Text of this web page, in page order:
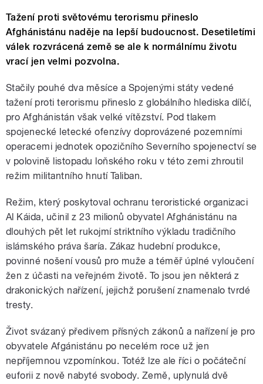
Tažení proti světovému terorismu přineslo
Afghánistánu naděje na lepší budoucnost. Desetiletími
válek rozvrácená země se ale k normálnímu životu
vrací jen velmi pozvolna.
Stačily pouhé dva měsíce a Spojenými státy vedené
tažení proti terorismu přineslo z globálního hlediska dílčí,
pro Afghánistán však velké vítězství. Pod tlakem
spojenecké letecké ofenzívy doprovázené pozemními
operacemi jednotek opozičního Severního spojenectví se
v polovině listopadu loňského roku v této zemi zhroutil
režim militantního hnutí Taliban.
Režim, který poskytoval ochranu teroristické organizaci
Al Káida, učinil z 23 milionů obyvatel Afghánistánu na
dlouhých pět let rukojmí striktního výkladu tradičního
islámského práva šaría. Zákaz hudební produkce,
povinné nošení vousů pro muže a téměř úplné vyloučení
žen z účasti na veřejném životě. To jsou jen některá z
drakonických nařízení, jejichž porušení znamenalo tvrdé
tresty.
Život svázaný předivem přísných zákonů a nařízení je pro
obyvatele Afgánistánu po necelém roce už jen
nepříjemnou vzpomínkou. Totéž lze ale říci o počáteční
euforii z nově nabyté svobody. Země, uplynulá dvě